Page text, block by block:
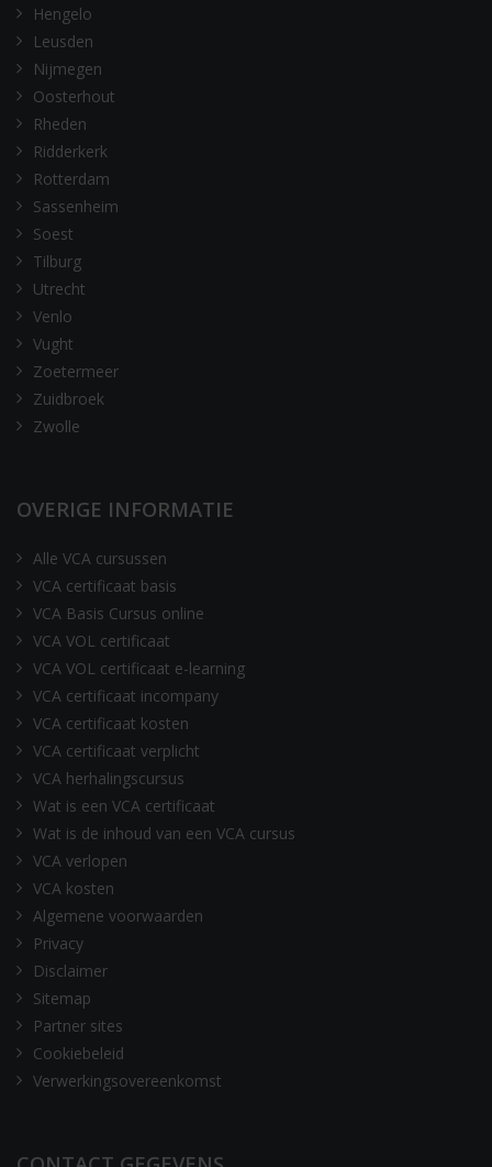
Hengelo
Leusden
Nijmegen
Oosterhout
Rheden
Ridderkerk
Rotterdam
Sassenheim
Soest
Tilburg
Utrecht
Venlo
Vught
Zoetermeer
Zuidbroek
Zwolle
OVERIGE INFORMATIE
Alle VCA cursussen
VCA certificaat basis
VCA Basis Cursus online
VCA VOL certificaat
VCA VOL certificaat e-learning
VCA certificaat incompany
VCA certificaat kosten
VCA certificaat verplicht
VCA herhalingscursus
Wat is een VCA certificaat
Wat is de inhoud van een VCA cursus
VCA verlopen
VCA kosten
Algemene voorwaarden
Privacy
Disclaimer
Sitemap
Partner sites
Cookiebeleid
Verwerkingsovereenkomst